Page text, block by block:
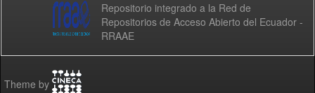
Repositorio integrado a la Red de
Repositorios de Acceso Abierto del Ecuador -
RRAAE
Theme by